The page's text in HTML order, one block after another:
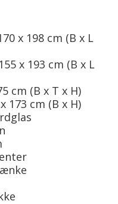
x 198 cm (B x L
x 193 cm (B x L
cm (B x T x H)
173 cm (B x H)